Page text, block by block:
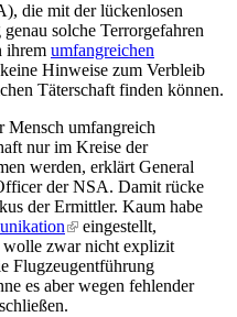
die mit der lückenlosen
solche Terrorgefahren
ihrem umfangreichen
Hinweise zum Verbleib
Täterschaft finden können.
Mensch umfangreich
nur im Kreise der
werden, erklärt General
der NSA. Damit rücke
der Ermittler. Kaum habe
(link is external)
eingestellt,
wolle zwar nicht explizit
Flugzeugentführung
es aber wegen fehlender